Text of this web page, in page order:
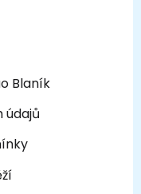
Blaník
údajů